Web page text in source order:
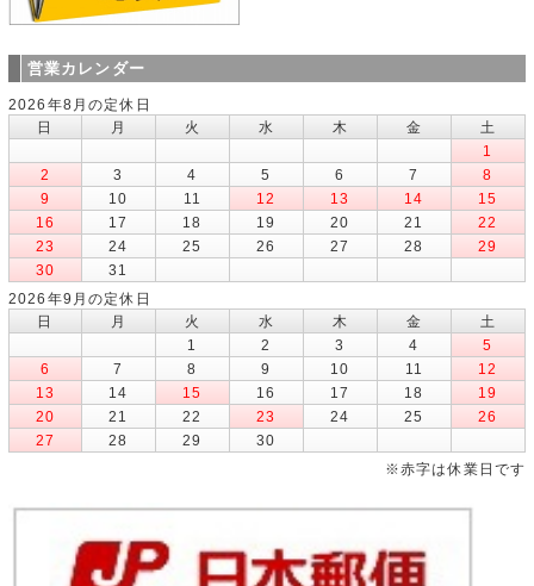
営業カレンダー
2026年8月の定休日
日
月 火 水 木 金
土
1
2
3 4 5 6 7
8
9
10 11 12 13 14
15
16
17 18 19 20 21
22
23
24 25 26 27 28
29
30
31
2026年9月の定休日
日
月 火 水 木 金
土
1
2 3 4
5
6
7 8 9 10 11
12
13
14 15 16 17 18
19
20
21 22 23 24 25
26
27
28 29
30
※赤字は休業日です